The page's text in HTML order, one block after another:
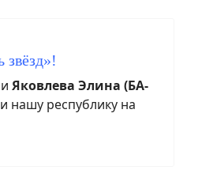
звёзд»!
и Яковлева Элина (БА-
нашу республику на